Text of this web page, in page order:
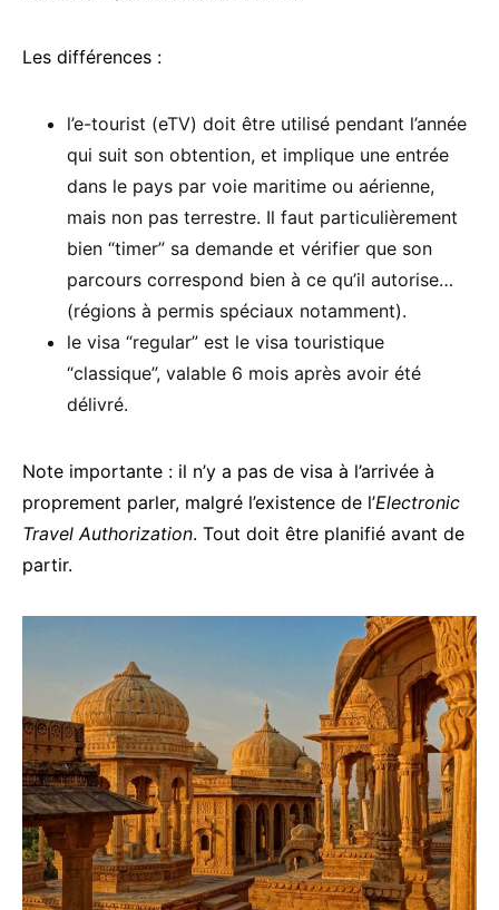
Les différences :
l’e-tourist (eTV) doit être utilisé pendant l’année
qui suit son obtention, et implique une entrée
dans le pays par voie maritime ou aérienne,
mais non pas terrestre. Il faut particulièrement
bien “timer” sa demande et vérifier que son
parcours correspond bien à ce qu’il autorise…
(régions à permis spéciaux notamment).
le visa “regular” est le visa touristique
“classique”, valable 6 mois après avoir été
délivré.
Note importante : il n’y a pas de visa à l’arrivée à
proprement parler, malgré l’existence de l’Electronic
Travel Authorization. Tout doit être planifié avant de
partir.